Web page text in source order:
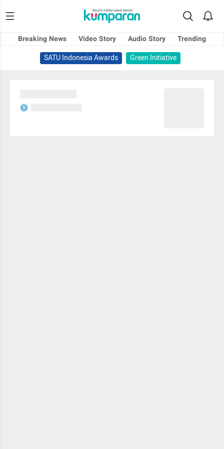
Breaking News Video Story Audio Story
Trending
SATU Indonesia Awards
Green Initiative
S